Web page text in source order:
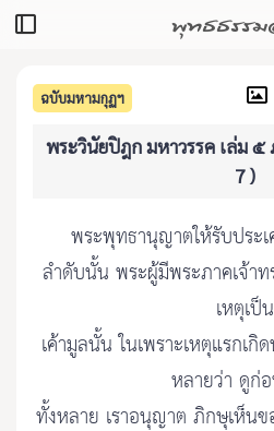
พุทธธรร
ฉบับมหามกุฏฯ
พระวินัยปิฎก มหาวรรค เล่ม ๕
7 )
พระพุทธานุญาตให้รับประ
ลำดับนั้น พระผู้มีพระภาคเจ้าท
เหตุเป็น
เค้ามูลนั้น ในเพราะเหตุแรกเ
หลายว่า ดูก่
ทั้งหลาย เราอนุญาต ภิกษุเห็น